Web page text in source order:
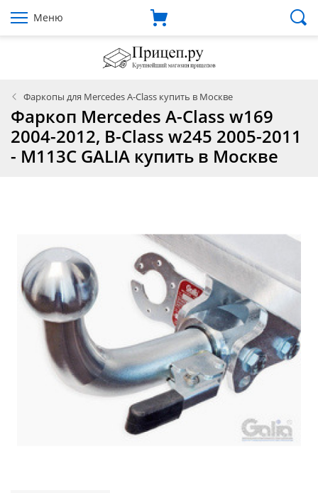
Меню
Фаркопы для Mercedes A-Class купить в Москве
Фаркоп Mercedes A-Class w169
2004-2012, B-Class w245 2005-2011
- M113C GALIA купить в Москве